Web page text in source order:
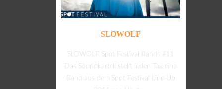
SLOWOLF
SLOWOLF Spot Festival Bands #11
Das Soundkartell stellt jeden Tag eine
Band aus dem Spot Festival Line-Up